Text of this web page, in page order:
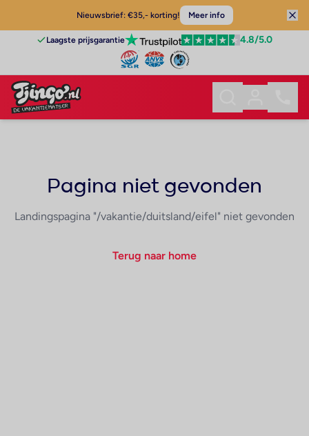
Nieuwsbrief: €35,- korting! Meer info
Laagste prijsgarantie 4.8/5.0
Pagina niet gevonden
Landingspagina "/vakantie/duitsland/eifel" niet gevonden
Terug naar home